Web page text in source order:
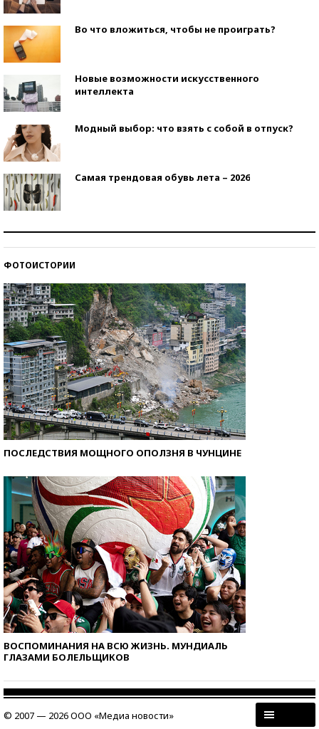
Во что вложиться, чтобы не проиграть?
Новые возможности искусственного
интеллекта
Модный выбор: что взять с собой в отпуск?
Самая трендовая обувь лета – 2026
ФОТОИСТОРИИ
ПОСЛЕДСТВИЯ МОЩНОГО ОПОЛЗНЯ В ЧУНЦИНЕ
ВОСПОМИНАНИЯ НА ВСЮ ЖИЗНЬ. МУНДИАЛЬ
ГЛАЗАМИ БОЛЕЛЬЩИКОВ
© 2007 — 2026 ООО «Медиа новости»